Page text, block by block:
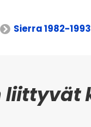
Sierra 1982-1993